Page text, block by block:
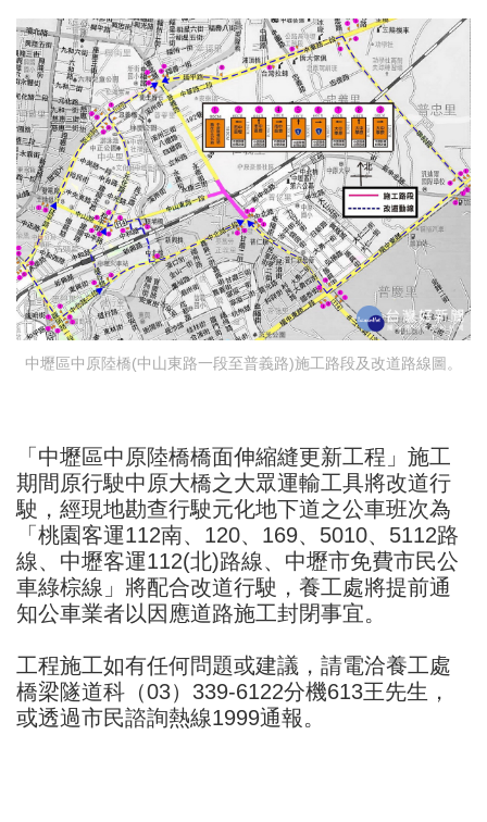
中壢區中原陸橋(中山東路一段至普義路)施工路段及改道路線圖。
「中壢區中原陸橋橋面伸縮縫更新工程」施工
期間原行駛中原大橋之大眾運輸工具將改道行
駛，經現地勘查行駛元化地下道之公車班次為
「桃園客運112南、120、169、5010、5112路
線、中壢客運112(北)路線、中壢市免費市民公
車綠棕線」將配合改道行駛，養工處將提前通
知公車業者以因應道路施工封閉事宜。
工程施工如有任何問題或建議，請電洽養工處
橋梁隧道科（03）339-6122分機613王先生，
或透過市民諮詢熱線1999通報。